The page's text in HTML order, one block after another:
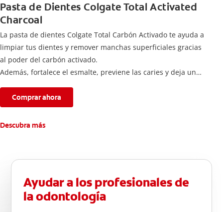
Pasta de Dientes Colgate Total Activated
Charcoal
La pasta de dientes Colgate Total Carbón Activado te ayuda a
limpiar tus dientes y remover manchas superficiales gracias
al poder del carbón activado.
Además, fortalece el esmalte, previene las caries y deja un
Comprar ahora
Descubra más
Ayudar a los profesionales de
la odontología